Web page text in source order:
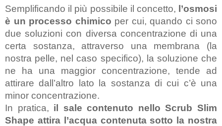
Semplificando il più possibile il concetto, l’osmosi
è un processo chimico per cui, quando ci sono
due soluzioni con diversa concentrazione di una
certa sostanza, attraverso una membrana (la
nostra pelle, nel caso specifico), la soluzione che
ne ha una maggior concentrazione, tende ad
attirare dall’altro lato la sostanza di cui c’è una
minor concentrazione.
In pratica, il sale contenuto nello Scrub Slim
Shape attira l’acqua contenuta sotto la nostra